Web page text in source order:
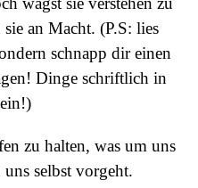
an Macht. (P.S: lies
schnapp dir einen
Dinge schriftlich in
zu halten, was um uns
selbst vorgeht.